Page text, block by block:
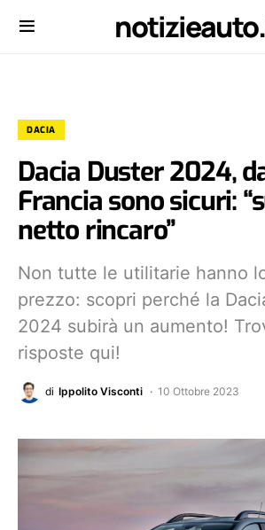
DACIA
Dacia Duster 2024,
Francia sono sicuri:
netto rincaro”
Non tutte le utilitarie hanno
prezzo: scopri perché la
2024 subirà un aumento!
risposte qui!
di Ippolito Visconti 10 Ottobre 2023